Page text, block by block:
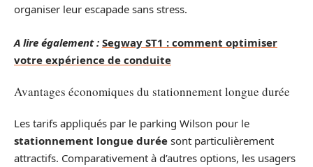
organiser leur escapade sans stress.
A lire également : Segway ST1 : comment optimiser
votre expérience de conduite
Avantages économiques du stationnement longue durée
Les tarifs appliqués par le parking Wilson pour le
stationnement longue durée sont particulièrement
attractifs. Comparativement à d’autres options, les usagers